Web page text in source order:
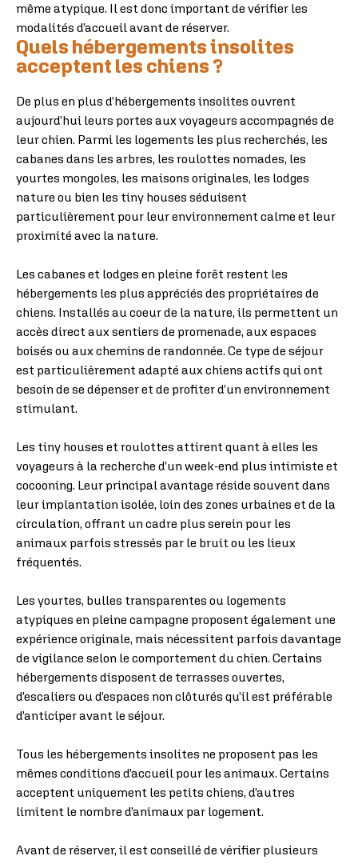
même atypique. Il est donc important de vérifier les
modalités d’accueil avant de réserver.
Quels hébergements insolites
acceptent les chiens ?
De plus en plus d’hébergements insolites ouvrent
aujourd’hui leurs portes aux voyageurs accompagnés de
leur chien. Parmi les logements les plus recherchés, les
cabanes dans les arbres, les roulottes nomades, les
yourtes mongoles, les maisons originales, les lodges
nature ou bien les tiny houses séduisent
particulièrement pour leur environnement calme et leur
proximité avec la nature.
Les cabanes et lodges en pleine forêt restent les
hébergements les plus appréciés des propriétaires de
chiens. Installés au coeur de la nature, ils permettent un
accès direct aux sentiers de promenade, aux espaces
boisés ou aux chemins de randonnée. Ce type de séjour
est particulièrement adapté aux chiens actifs qui ont
besoin de se dépenser et de profiter d’un environnement
stimulant.
Les tiny houses et roulottes attirent quant à elles les
voyageurs à la recherche d’un week-end plus intimiste et
cocooning. Leur principal avantage réside souvent dans
leur implantation isolée, loin des zones urbaines et de la
circulation, offrant un cadre plus serein pour les
animaux parfois stressés par le bruit ou les lieux
fréquentés.
Les yourtes, bulles transparentes ou logements
atypiques en pleine campagne proposent également une
expérience originale, mais nécessitent parfois davantage
de vigilance selon le comportement du chien. Certains
hébergements disposent de terrasses ouvertes,
d’escaliers ou d’espaces non clôturés qu’il est préférable
d’anticiper avant le séjour.
Tous les hébergements insolites ne proposent pas les
mêmes conditions d’accueil pour les animaux. Certains
acceptent uniquement les petits chiens, d’autres
limitent le nombre d’animaux par logement.
Avant de réserver, il est conseillé de vérifier plusieurs